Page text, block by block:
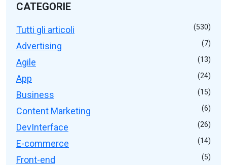
CATEGORIE
Tutti gli articoli (530)
Advertising (7)
Agile (13)
App (24)
Business (15)
Content Marketing (6)
DevInterface (26)
E-commerce (14)
Front-end (5)